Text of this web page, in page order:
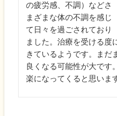
の疲労感、不調）などさ
まざまな体の不調を感じ
て日々を過ごされており
ました。治療を受ける度
きているようです。まだ
良くなる可能性が大です
楽になってくると思いま